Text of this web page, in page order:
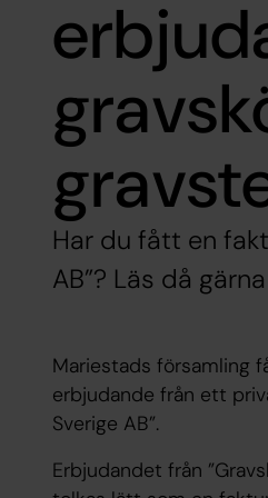
Har du fått en
AB”? Läs då
Mariestads församling
erbjudande från ett
Sverige AB”.
Erbjudandet från